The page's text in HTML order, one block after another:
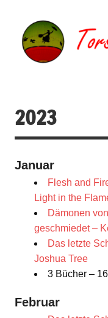
springen
2023
Januar
Flesh and
Light in the
Dämonen
geschmiedet –
Das letzte
Joshua Tree
3 Bücher –
Februar